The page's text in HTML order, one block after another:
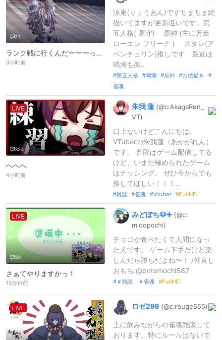
71
ランク戦に行くんだーーーっよ！
3小时前
涼庵(りょうあん)ですちまちま絵
描いてますが更新遅いです。第
五人格( 墓守) 原神 (主に万葉
ローエン フリーナ ) スタレ(ア
ベンチュリン)推しです 最近は
鳴潮も楽..
第五人格 鳴潮 原神
お絵描き
雀魂
LIVE
324
へへへ
4小时前
朱我蓮 (@c:AkagaRen_
VT)
口上ないけどこんにちは、
VTuberの朱我蓮（あかがれん）
です。 普段はゲーム配信してる
けど、いまだ極められたゲーム
はナッシング。 ぜひ今からでも
推してほしい！！！..
雑談 雀魂 Vtuber FullHD
LIVE
33
さぁてやりますかっ！
19分钟前
みどぽち🐶➕ (@c:
midopochi)
チョコが食べたくて人間になっ
た犬です。 ゲーム下手だけど楽
しんだら勝ちだよね〜！ /仲良し
おもち:@potemochi587
＃雑談 ＃雀魂 FullHD
LIVE ロゼ299 (@c:rouge555)
主に飲みながらの雀魂雑談して
おります。特にルールはないで